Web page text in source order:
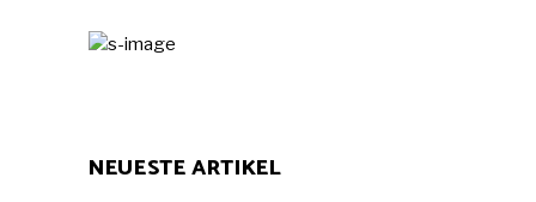
NEUESTE ARTIKEL